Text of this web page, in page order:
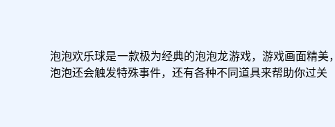
泡泡欢乐球是一款极为经典的泡泡龙游戏，游戏画面精
泡泡还会触发特殊事件，还有各种不同道具来帮助你过关